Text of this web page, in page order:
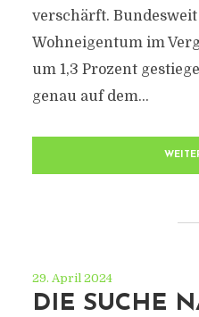
verschärft.
Wohneigentum im
um 1,3 Prozent
genau auf dem...
29. April 2024
DIE SUCHE